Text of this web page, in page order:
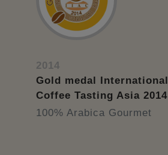
2014
Gold medal International
Coffee Tasting Asia 2014
100% Arabica Gourmet